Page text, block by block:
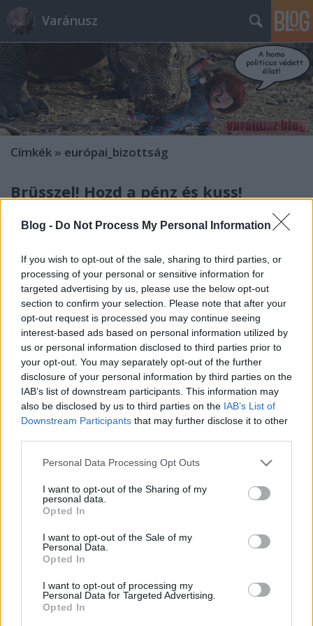
Blog - Do Not Process My Personal Information
If you wish to opt-out of the sale, sharing to third parties, or
processing of your personal or sensitive information for
targeted advertising by us, please use the below opt-out
section to confirm your selection. Please note that after your
opt-out request is processed you may continue seeing
interest-based ads based on personal information utilized by
us or personal information disclosed to third parties prior to
your opt-out. You may separately opt-out of the further
disclosure of your personal information by third parties on the
IAB’s list of downstream participants. This information may
also be disclosed by us to third parties on the IAB’s List of
Downstream Participants that may further disclose it to other
Please note that this website/app uses one or more Google
not limited to your visit or usage behaviour. You may click to
grant or deny consent to Google and its third-party tags to
use your data for below specified purposes in below Google
consent section.
Personal Data Processing Opt Outs
I want to opt-out of the Sharing of my
personal data.
Opted In
I want to opt-out of the Sale of my
Personal Data.
Opted In
I want to opt-out of processing my
Personal Data for Targeted Advertising.
Opted In
Varánusz
Címkék » európai_bizottság
Brüsszel! Hozd a pénz és kuss!
812
azon a két hónapja megült széken, hogy ha így
haladunk nemzetközi orvoscsoport fogja róla
leoperálni. Hiába no, koldulásban jók vagyunk, ettől
jobbak talán csak a hitelezőcsalogatás megy. Lássa
meg ország világ, a mi…
Korrepetáljuk Orbánt
Fabius• 2012. március 05.
Nemzetünk Mártírja ismét kitett magáért, hétvégi,
Frankfurter Allgemeine Sonntagszeitung lapnak
adott nyilatkozatával tovább csiszolta a rólunk
kialakult képet: mi aztán tényleg és őszintén nem
értjük, hogy működik ez az Európai Unió.A Szipogó
Mártír élő szobraként…
Pokoli Alkotmánybíróság
•2011. június 09.
Amíg tegnap Strasbourgban ismét Európa
csulatartályává váltunk az új alkotmányunk miatt,